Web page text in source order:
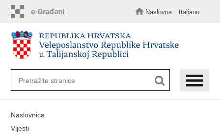
sadržaj
Naslovna Italiano
Naslovnica
Vijesti